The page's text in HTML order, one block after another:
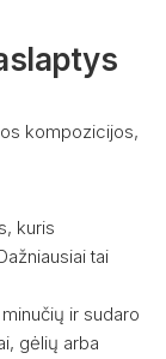
kompozicijos,
kuris
tai
ir sudaro
gėlių arba